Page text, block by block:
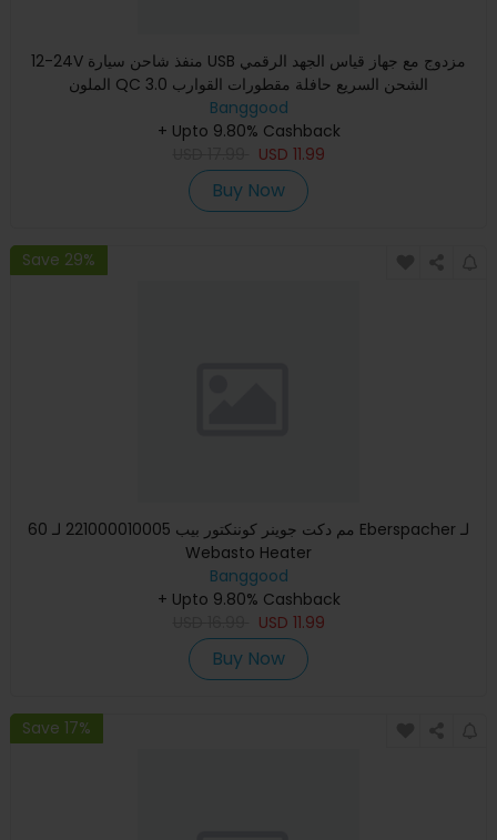
12-24V منفذ شاحن سيارة USB مزدوج مع جهاز قياس الجهد الرقمي
الملون QC 3.0 الشحن السريع حافلة مقطورات القوارب
Banggood
+ Upto 9.80% Cashback
USD 11.99
Buy Now
Save 29%
60 مم دكت جوينر كوننكتور بيب 221000010005 لـ Eberspacher لـ
Webasto Heater
Banggood
+ Upto 9.80% Cashback
USD 11.99
Buy Now
Save 17%